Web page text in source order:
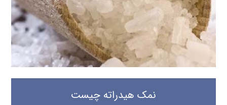
نمک هیدراته چیست